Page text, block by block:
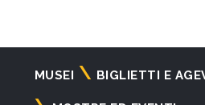
Navigazione
MUSEI BIGLIETTI E